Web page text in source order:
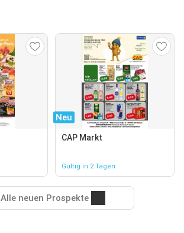
Neu
CAP Markt
Gültig in 2 Tagen
Alle neuen Prospekte